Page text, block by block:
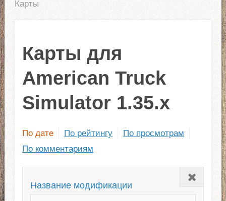
Карты
Карты для
American Truck
Simulator 1.35.x
По дате По рейтингу
По просмотрам
По комментариям
Закрыть
Название модификации